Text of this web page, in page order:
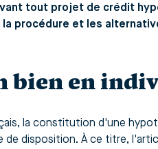
tout projet de crédit
procédure et les
bien en
la constitution d'une
disposition. À ce titre,